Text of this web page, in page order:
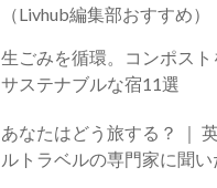
（Livhub編集部おすすめ）
生ごみを循環。コンポス
サステナブルな宿11選
あなたはどう旅する？ ｜ 英国サステナブ
ルトラベルの専門家に聞